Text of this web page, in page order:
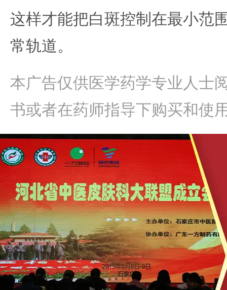
这样才能把白斑控制在最小范
常轨道。
本广告仅供医学药学专业人士
书或者在药师指导下购买和使